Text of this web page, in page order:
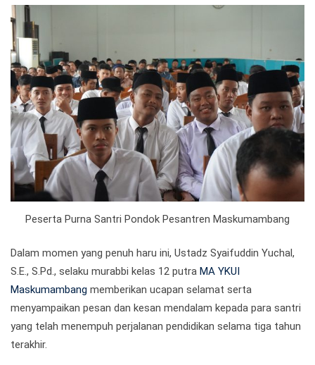
Peserta Purna Santri Pondok Pesantren Maskumambang
Dalam momen yang penuh haru ini, Ustadz Syaifuddin Yuchal,
S.E., S.Pd., selaku murabbi kelas 12 putra MA YKUI
Maskumambang memberikan ucapan selamat serta
menyampaikan pesan dan kesan mendalam kepada para santri
yang telah menempuh perjalanan pendidikan selama tiga tahun
terakhir.